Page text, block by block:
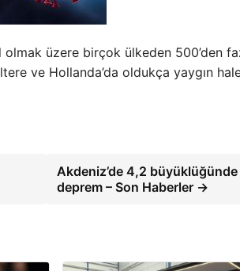
üzere birçok ülkeden 500’den
ve Hollanda’da oldukça yaygın
Akdeniz’de 4,2 büyüklüğünde
deprem – Son Haberler →